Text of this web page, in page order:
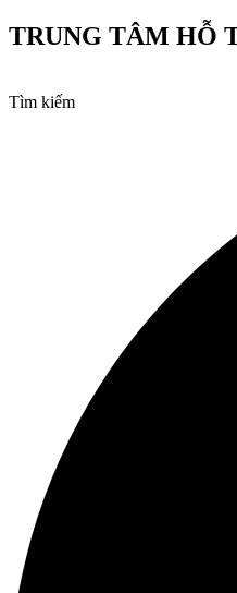
Chuyển
đến
TRUNG TÂM HỖ
Tìm kiếm